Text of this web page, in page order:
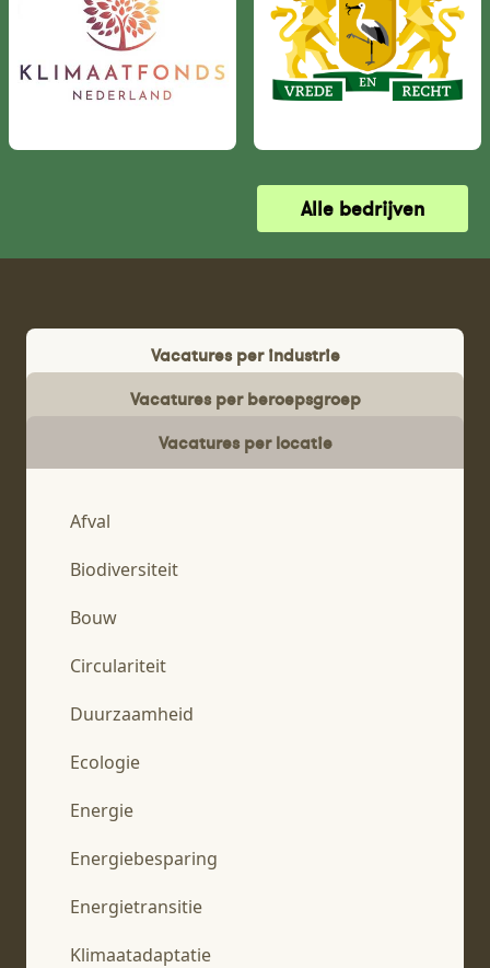
Alle bedrijven
Vacatures per industrie
Vacatures per beroepsgroep
Vacatures per locatie
Afval
Biodiversiteit
Bouw
Circulariteit
Duurzaamheid
Ecologie
Energie
Energiebesparing
Energietransitie
Klimaatadaptatie